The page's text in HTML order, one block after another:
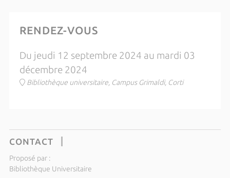
RENDEZ-VOUS
Du jeudi 12 septembre 2024 au mardi 03
décembre 2024
Bibliothèque universitaire, Campus Grimaldi, Corti
CONTACT
Proposé par :
Bibliothèque Universitaire